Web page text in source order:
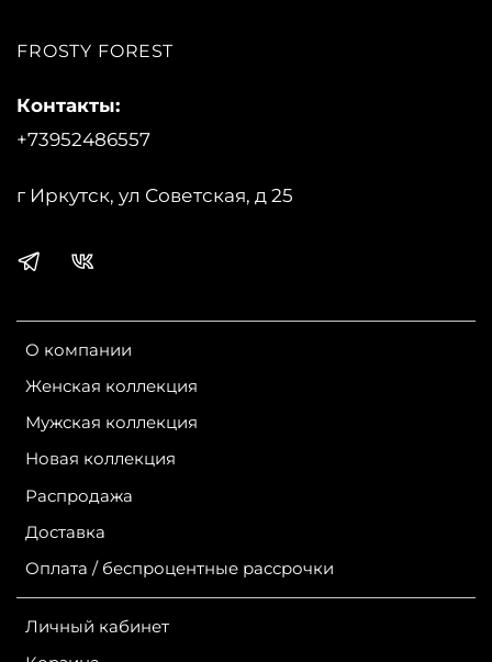
FROSTY FOREST
О компании
Женская коллекция
Мужская коллекция
Новая коллекция
Распродажа
Доставка
Оплата / беспроцентные рассрочки
Личный кабинет
Контакты:
+73952486557
г Иркутск, ул Советская, д 25